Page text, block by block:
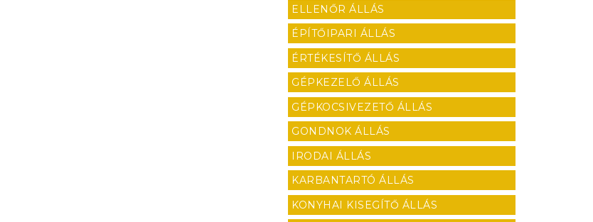
ELLENŐR ÁLLÁS
ÉPÍTŐIPARI ÁLLÁS
ÉRTÉKESÍTŐ ÁLLÁS
GÉPKEZELŐ ÁLLÁS
GÉPKOCSIVEZETŐ ÁLLÁS
GONDNOK ÁLLÁS
IRODAI ÁLLÁS
KARBANTARTÓ ÁLLÁS
KONYHAI KISEGÍTŐ ÁLLÁS